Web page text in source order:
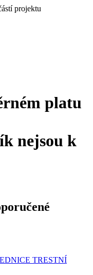
projektu
platu
nejsou k
TRESTNÍ